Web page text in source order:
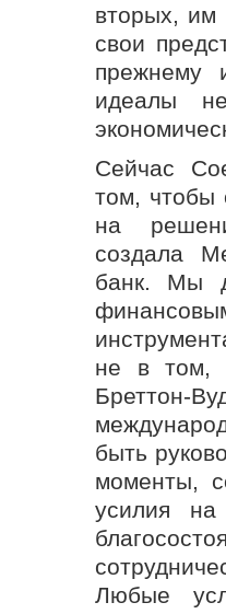
вторых, им
свои
прежнему
идеалы
Сейчас
том, чтобы
на
создала
банк. Мы
не в том,
Бреттон-
быть
моменты,
усилия на
Любые